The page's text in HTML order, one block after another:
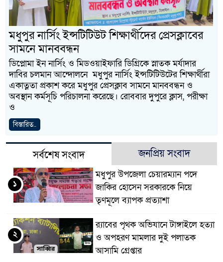
মধুপুর নার্সিং ইন্সটিটিউট শিক্ষার্থীদের প্রেসক্লাবের
সামনে মানববন্ধন
ডিপ্লোমা ইন নার্সিং ও মিডওয়াইফারি ডিগ্রিকে স্নাতক মর্যাদার
দাবির চলমান আন্দোলনে মধুপুর নার্সিং ইন্সটিটিউটের শিক্ষার্থীরা
একাত্নতা প্রকাশ করে মধুপুর প্রেসক্লাব সামনে মানববন্ধন ও
অবস্থান কর্মসূচি পরিচালনা করেছে। রোববার দুপুরে ক্লাস, পরীক্ষা
ও
বিস্তারিত..
সর্বশেষ সংবাদ জনপ্রিয় সংবাদ
মধুপুর উপজেলা চেয়ারম্যান পদে
জাকির হোসেন সরকারকে নিয়ে
তৃণমূলে ব্যাপক প্রত্যাশা
১
র‌্যাবের পৃথক অভিযানে টাঙ্গাইলে হত্যা
ও অপহরণ মামলার দুই পলাতক
আসামি গ্রেপ্তার
২